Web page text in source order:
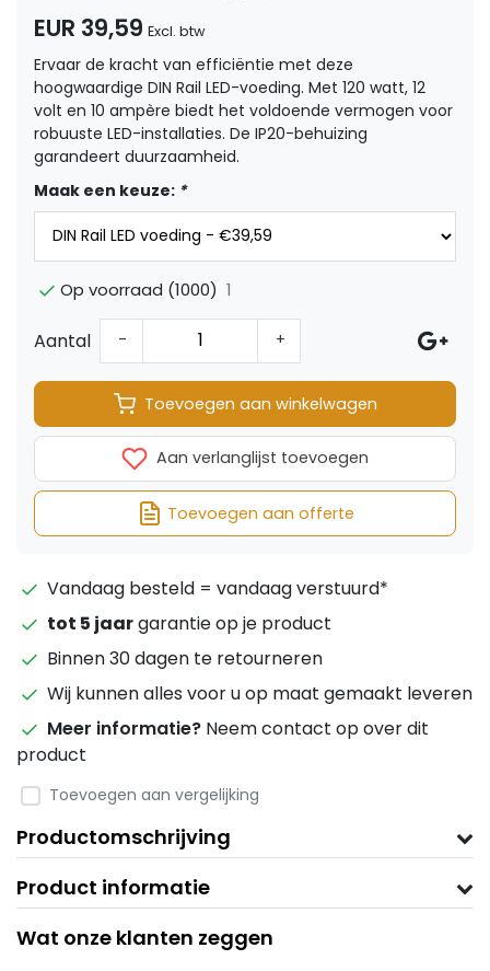
EUR 39,59 Excl. btw
Ervaar de kracht van efficiëntie met deze
hoogwaardige DIN Rail LED-voeding. Met 120 watt, 12
volt en 10 ampère biedt het voldoende vermogen voor
robuuste LED-installaties. De IP20-behuizing
garandeert duurzaamheid.
Maak een keuze: *
Op voorraad (1000) 1
Aantal - +
Toevoegen aan winkelwagen
Aan verlanglijst toevoegen
Toevoegen aan offerte
Vandaag besteld = vandaag verstuurd*
tot 5 jaargarantie op je product
Binnen 30 dagen te retourneren
Wij kunnen alles voor u op maat gemaakt leveren
Meer informatie? Neem contact op over dit
product
Toevoegen aan vergelijking
Productomschrijving
Product informatie
Wat onze klanten zeggen